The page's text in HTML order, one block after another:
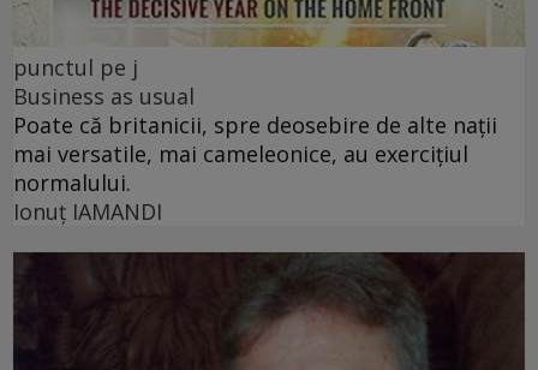
punctul pe j
Business as usual
Poate că britanicii, spre deosebire de alte nații
mai versatile, mai cameleonice, au exercițiul
normalului.
Ionuţ IAMANDI